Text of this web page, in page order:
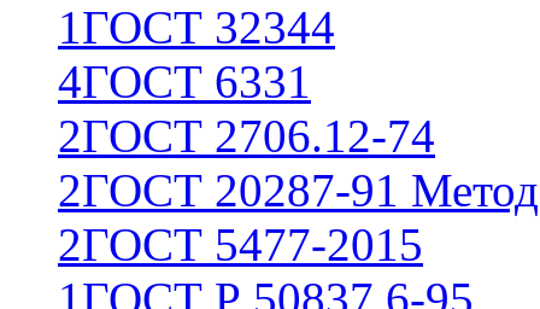
1ГОСТ 32344
4ГОСТ 6331
2ГОСТ 2706.12-74
2ГОСТ 20287-91
2ГОСТ 5477-2015